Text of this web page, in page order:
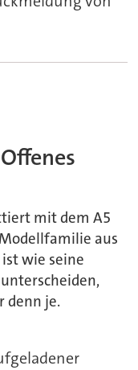
mit dem A5
aus
wie seine
denn je.